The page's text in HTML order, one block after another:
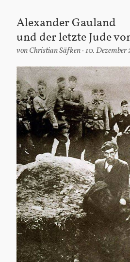
Alexander Gauland
und der letzte Jude
vonChristian Säfken 10. Dezember